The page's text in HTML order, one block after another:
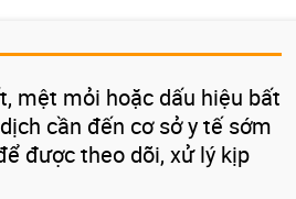
mệt mỏi hoặc dấu hiệu bất
cần đến cơ sở y tế sớm
được theo dõi, xử lý kịp